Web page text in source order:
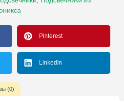
Pinterest
LinkedIn
(0)